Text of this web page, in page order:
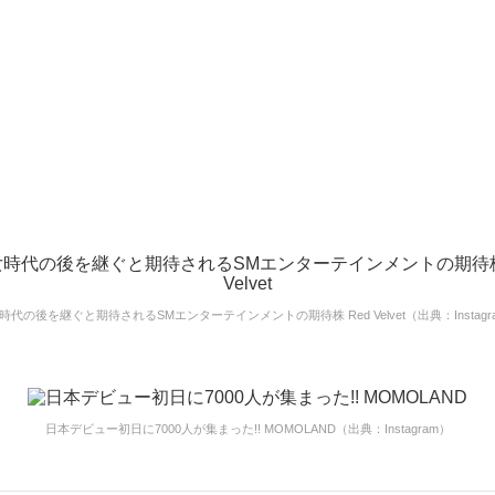
代の後を継ぐと期待されるSMエンターテインメントの期待株 Red Velvet（出典：
日本デビュー初日に7000人が集まった!! MOMOLAND（出典：Instagram）